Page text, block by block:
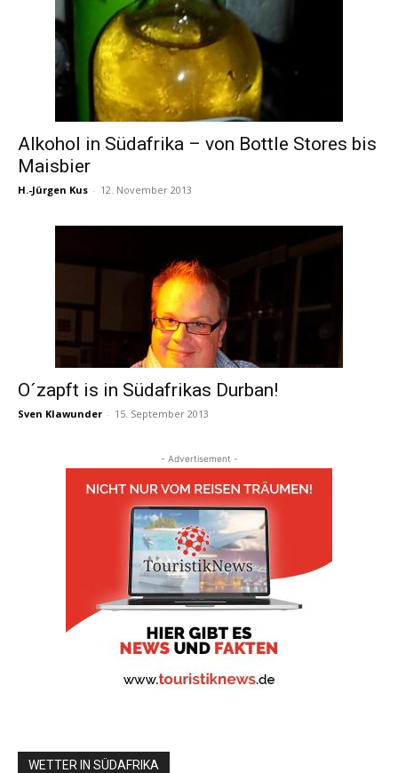
Alkohol in Südafrika – von Bottle Stores bis
Maisbier
H.-Jürgen Kus - 12. November 2013
O´zapft is in Südafrikas Durban!
Sven Klawunder - 15. September 2013
- Advertisement -
WETTER IN SÜDAFRIKA